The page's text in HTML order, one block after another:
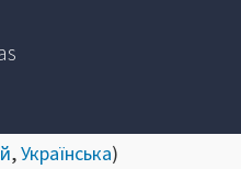
,Українська)